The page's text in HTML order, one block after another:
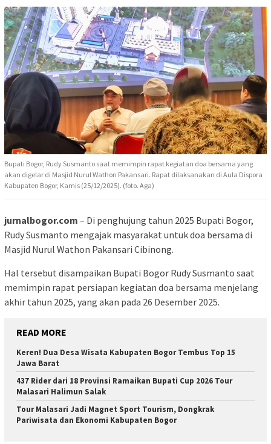
Bupati Bogor, Rudy Susmanto saat memimpin rapat kegiatan doa bersama yang
akan digelar di Masjid Nurul Wathon Pakansari. Rapat dilaksanakan di Aula Dispora
Kabupaten Bogor, Kamis (25/12/2025). (foto. Aga)
jurnalbogor.com – Di penghujung tahun 2025 Bupati Bogor,
Rudy Susmanto mengajak masyarakat untuk doa bersama di
Masjid Nurul Wathon Pakansari Cibinong.
Hal tersebut disampaikan Bupati Bogor Rudy Susmanto saat
memimpin rapat persiapan kegiatan doa bersama menjelang
akhir tahun 2025, yang akan pada 26 Desember 2025.
READ MORE
Keren! Dua Desa Wisata Kabupaten Bogor Tembus Top 15
Jawa Barat
437 Rider dari 18 Provinsi Ramaikan Bupati Cup 2026 Tour
Malasari Halimun Salak
Tour Malasari Jadi Magnet Sport Tourism, Dongkrak
Pariwisata dan Ekonomi Kabupaten Bogor